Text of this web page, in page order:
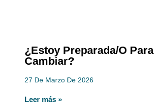
¿Estoy Preparada/o Para
Cambiar?
27 De Marzo De 2026
Leer más »